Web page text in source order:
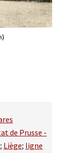
de Prusse -
; Liège; ligne